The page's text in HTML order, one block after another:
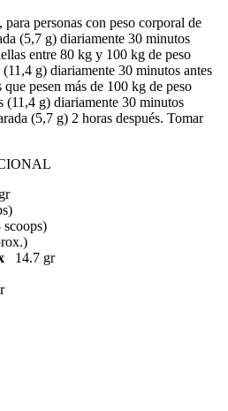
personas con peso corporal de
(5,7 g) diariamente 30 minutos
entre 80 kg y 100 kg de peso
g) diariamente 30 minutos antes
pesen más de 100 kg de peso
(11,4 g) diariamente 30 minutos
(5,7 g) 2 horas después. Tomar
14.7 gr